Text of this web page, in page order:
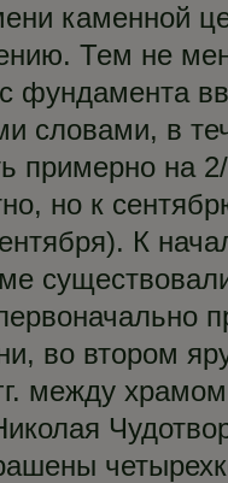
каменной
Тем не
с фундамента
словами, в
примерно на
но к
К
во втором
между